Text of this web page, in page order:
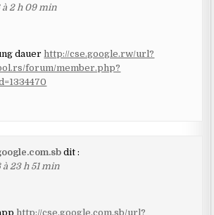
à 2 h 09 min
dauerhttp://cse.google.rw/url?
forum/member.php?
dit :
23 h 51 min
http://cse.google.com.sb/url?